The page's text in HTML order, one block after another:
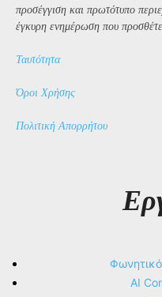
προσέγγιση και πρωτότυπο
έγκυρη ενημέρωση που
Ταυτότητα
Όροι Χρήσης
Πολιτική Απορρήτου
AI